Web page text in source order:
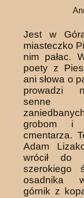
Jest w
miasteczko
nim pałac.
poety z
ani słowa o
prowadzi
senne
grobom i
cmentarza.
Adam
wrócił do
szerokiego
osadnika
górnik z